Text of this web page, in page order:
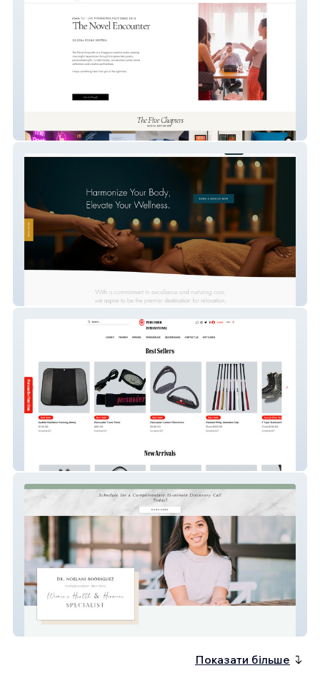
thenovelencounter
Johns Creek Spa
Dr Noelani Rodriguez
Показати більше